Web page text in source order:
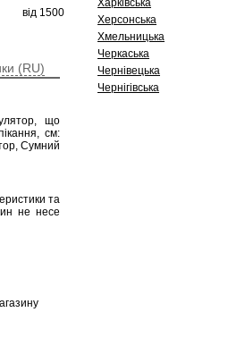
(RU)
що
см:
Сумний
та
не несе
Харківська
Херсонська
Хмельницька
Черкаська
Чернівецька
Чернігівська